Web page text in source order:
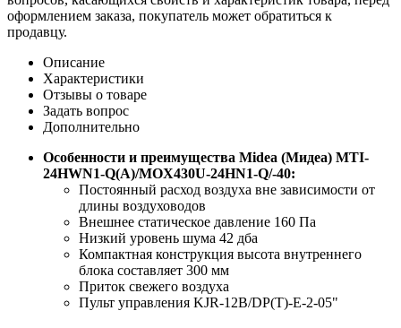
оформлением заказа, покупатель может обратиться к
продавцу.
Описание
Характеристики
Отзывы о товаре
Задать вопрос
Дополнительно
Особенности и преимущества Midea (Мидеа) MTI-
24HWN1-Q(A)/MOX430U-24HN1-Q/-40:
Постоянный расход воздуха вне зависимости от
длины воздуховодов
Внешнее статическое давление 160 Па
Низкий уровень шума 42 дба
Компактная конструкция высота внутреннего
блока составляет 300 мм
Приток свежего воздуха
Пульт управления KJR-12B/DP(T)-E-2-05"